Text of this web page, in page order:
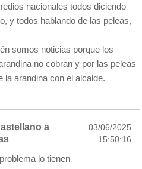
nacionales todos diciendo
y todos hablando de las peleas,
somos noticias porque los
no cobran y por las peleas
la arandina con el alcalde.
a
03/06/2025
15:50:16
lo tienen